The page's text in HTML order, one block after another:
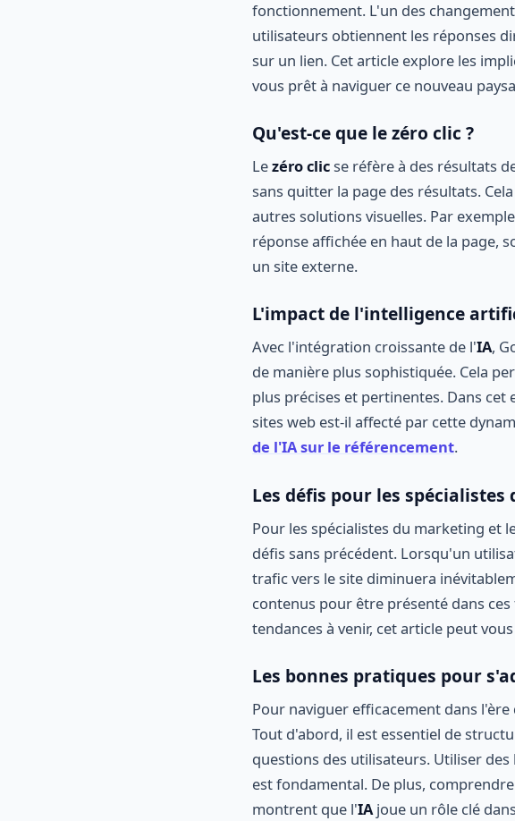
fonctionnement. L'un des
utilisateurs obtiennent les réponses
sur un lien. Cet article explore les
vous prêt à naviguer ce nouveau
Qu'est-ce que le zéro clic ?
Lezéro clicse réfère à des résultats
sans quitter la page des résultats.
autres solutions visuelles. Par
réponse affichée en haut de la page,
un site externe.
L'impact de l'intelligence
Avec l'intégration croissante de l'IA,
de manière plus sophistiquée. Cela
plus précises et pertinentes. Dans
sites web est-il affecté par cette
de l'IA sur le référencement.
Les défis pour les
Pour les spécialistes du marketing et
défis sans précédent. Lorsqu'un
trafic vers le site diminuera
contenus pour être présenté dans
tendances à venir, cet article peut
Les bonnes pratiques pour
Pour naviguer efficacement dans l'ère
Tout d'abord, il est essentiel de
questions des utilisateurs. Utiliser
est fondamental. De plus,
montrent que l'IAjoue un rôle clé